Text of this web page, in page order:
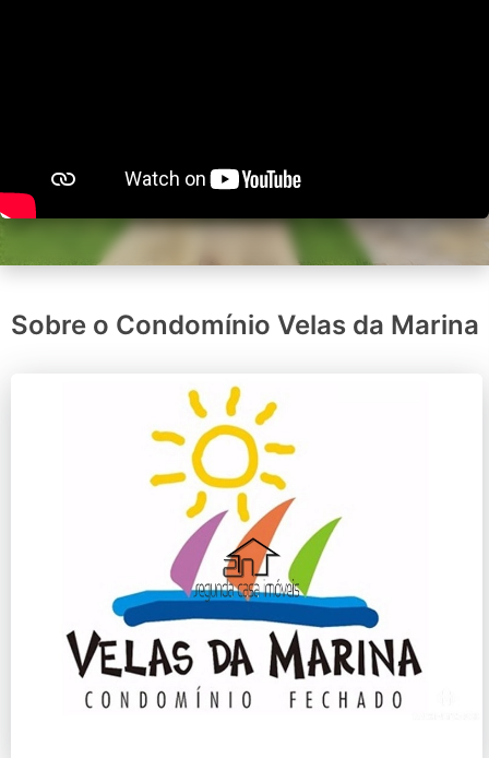
Sobre o Condomínio Velas da Marina